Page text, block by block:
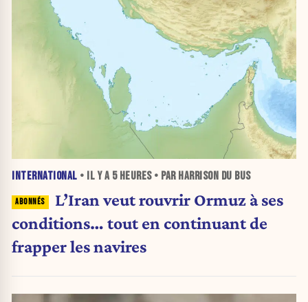
INTERNATIONAL • IL Y A 5 HEURES• PAR HARRISON DU BUS
L’Iran veut rouvrir Ormuz à ses
conditions… tout en continuant de
frapper les navires